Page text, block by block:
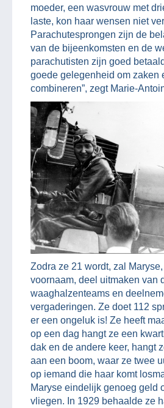
moeder, een wasvrouw met
laste, kon haar wensen niet
Parachutesprongen zijn de
van de bijeenkomsten en de
parachutisten zijn goed
goede gelegenheid om zaken
combineren”, zegt Marie-
Zodra ze 21 wordt, zal
voornaam, deel uitmaken van
waaghalzenteams en
vergaderingen. Ze doet 112
er een ongeluk is! Ze heeft
op een dag hangt ze een
dak en de andere keer, hangt
aan een boom, waar ze twee
op iemand die haar komt
Maryse eindelijk genoeg geld
vliegen. In 1929 behaalde ze